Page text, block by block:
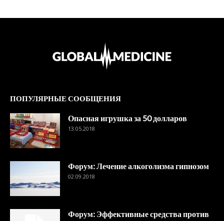
ПОПУЛЯРНЫЕ СООБЩЕНИЯ
Опасная игрушка за 50 долларов
13.05.2018
Форум: Лечение алкоголизма гипнозом
02.09.2018
Форум: Эффективные средства против